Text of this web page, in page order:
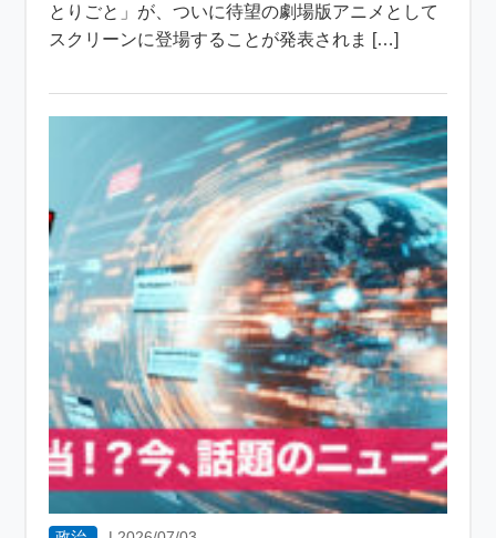
とりごと」が、ついに待望の劇場版アニメとして
スクリーンに登場することが発表されま […]